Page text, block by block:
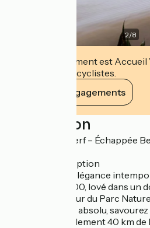
2/8
Cet établissement est Accueil
accueillir des cyclistes.
Voir ses engagements
Description
Le Manoir du Cerf – Échappée
Un cadre d’exception
Plongez dans l’élégance
normand de 1900, lové dans un
hectares au cœur du Parc
jardins et calme absolu,
bucolique à seulement 40 km de